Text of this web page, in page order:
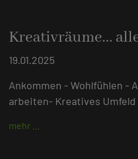
Kreativräume...
19.01.2025
Ankommen - Wohlfühlen -
arbeiten- Kreatives
mehr …